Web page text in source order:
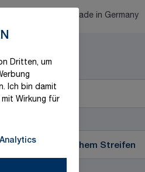
Dritten, um
Ich bin damit
Wirkung für
Analytics
Made in Germany